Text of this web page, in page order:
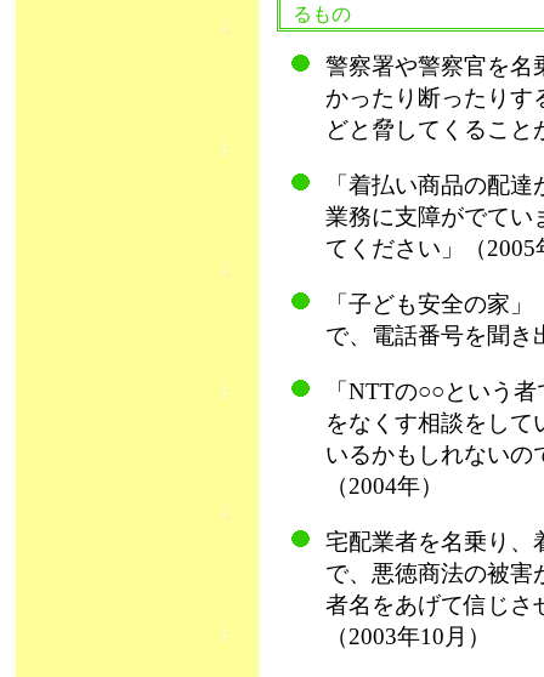
るもの
警察署や警察官を名
かったり断ったりす
どと脅してくること
「着払い商品の配
業務に支障がでてい
てください」（2005
「子ども安全の家
で、電話番号を聞き
「NTTの○○という
をなくす相談をして
いるかもしれないの
（2004年）
宅配業者を名乗り、
で、悪徳商法の被害
者名をあげて信じさ
（2003年10月）